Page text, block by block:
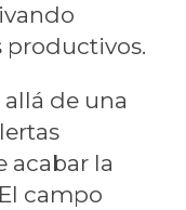
productivos.
de una
acabar la
campo